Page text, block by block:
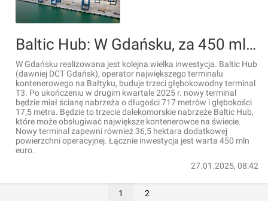
Baltic Hub: W Gdańsku, za 450 mln zł powstaje wielki głębokowodny terminal [FILMY]
W Gdańsku realizowana jest kolejna wielka inwestycja. Baltic Hub
(dawniej DCT Gdańsk), operator największego terminalu
kontenerowego na Bałtyku, buduje trzeci głębokowodny terminal
T3. Po ukończeniu w drugim kwartale 2025 r. nowy terminal
będzie miał ścianę nabrzeża o długości 717 metrów i głębokości
17,5 metra. Będzie to trzecie dalekomorskie nabrzeże Baltic Hub,
które może obsługiwać największe kontenerowce na świecie.
Nowy terminal zapewni również 36,5 hektara dodatkowej
powierzchni operacyjnej. Łącznie inwestycja jest warta 450 mln
euro.
27.01.2025, 08:42
1 2